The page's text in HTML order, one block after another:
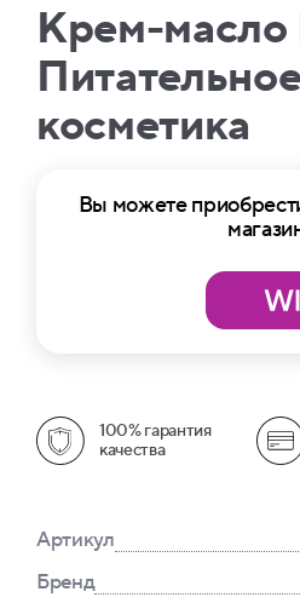
Крем-
косметика
Вы можете
100% гарантия
качества
Артикул
Бренд